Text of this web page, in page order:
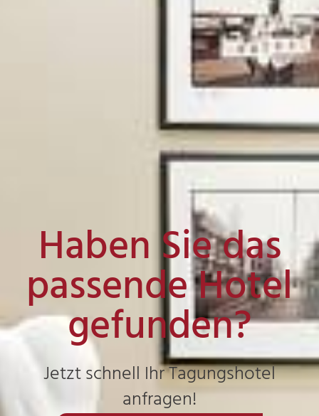
Haben Sie das
passende Hotel
gefunden?
Jetzt schnell Ihr Tagungshotel
anfragen!